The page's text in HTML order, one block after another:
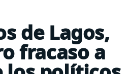
de Lagos,
fracaso a